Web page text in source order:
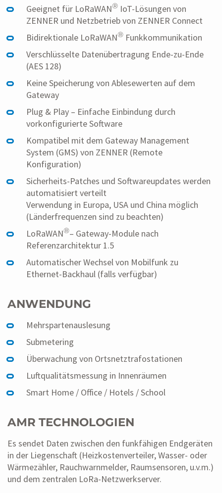
Geeignet für LoRaWAN® IoT-Lösungen von
ZENNER und Netzbetrieb von ZENNER Connect
Bidirektionale LoRaWAN® Funkkommunikation
Verschlüsselte Datenübertragung Ende-zu-Ende
(AES 128)
Keine Speicherung von Ablesewerten auf dem
Gateway
Plug & Play – Einfache Einbindung durch
vorkonfigurierte Software
Kompatibel mit dem Gateway Management
System (GMS) von ZENNER (Remote
Konfiguration)
Sicherheits-Patches und Softwareupdates werden
automatisiert verteilt
Verwendung in Europa, USA und China möglich
(Länderfrequenzen sind zu beachten)
LoRaWAN®– Gateway-Module nach
Referenzarchitektur 1.5
Automatischer Wechsel von Mobilfunk zu
Ethernet-Backhaul (falls verfügbar)
ANWENDUNG
Mehrspartenauslesung
Submetering
Überwachung von Ortsnetztrafostationen
Luftqualitätsmessung in Innenräumen
Smart Home / Office / Hotels / School
AMR TECHNOLOGIEN
Es sendet Daten zwischen den funkfähigen Endgeräten
in der Liegenschaft (Heizkostenverteiler, Wasser- oder
Wärmezähler, Rauchwarnmelder, Raumsensoren, u.v.m.)
und dem zentralen LoRa-Netzwerkserver.